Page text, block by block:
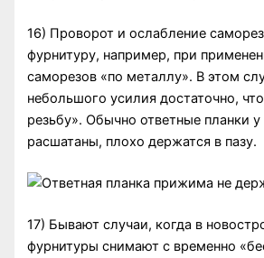
16) Проворот и ослабление
фурнитуру, например, при
саморезов «по металлу». В этом
небольшого усилия достаточно,
резьбу». Обычно ответные планки у
расшатаны, плохо держатся в пазу.
17) Бывают случаи, когда в
фурнитуры снимают с временно